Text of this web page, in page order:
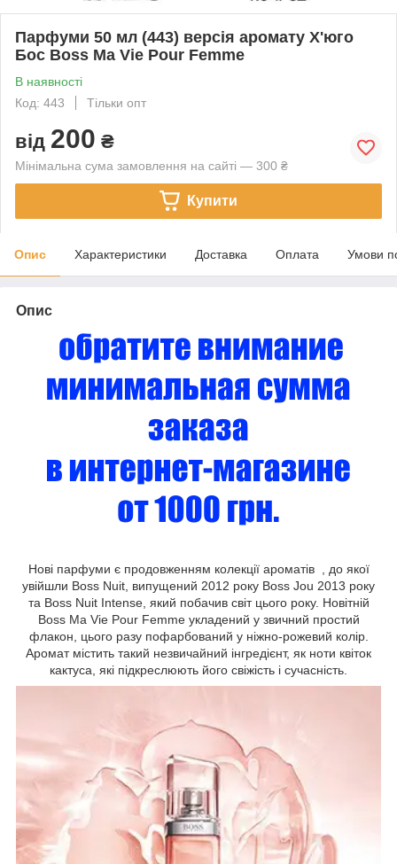
Парфуми 50 мл (443) версія аромату Х'юго
Бос Boss Ma Vie Pour Femme
В наявності
Код: 443
Тільки опт
від 200 ₴
Мінімальна сума замовлення на сайті — 300 ₴
Купити
Опис Характеристики Доставка Оплата Умови
Опис
Нові парфуми є продовженням колекції ароматів , до якої
увійшли Boss Nuit, випущений 2012 року Boss Jou 2013 року
та Boss Nuit Intense, який побачив світ цього року. Новітній
Boss Ma Vie Pour Femme укладений у звичний простий
флакон, цього разу пофарбований у ніжно-рожевий колір.
Аромат містить такий незвичайний інгредієнт, як ноти квіток
кактуса, які підкреслюють його свіжість і сучасність.